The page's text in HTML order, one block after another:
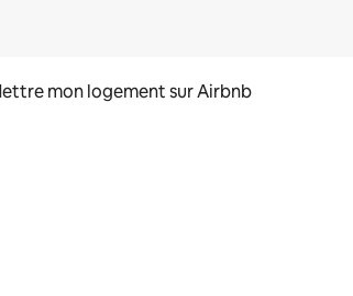
mon logement sur Airbnb